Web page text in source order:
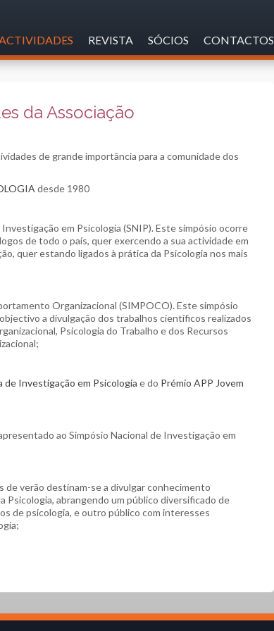
REVISTA SÓCIOS CONTACTOS
da Associação
de grande importância para a comunidade dos
desde 1980
em Psicologia (SNIP). Este simpósio ocorre
de todo o país, quer exercendo a sua actividade em
quer estando ligados à prática da Psicologia nos mais
Organizacional (SIMPOCO). Este simpósio
a divulgação dos trabalhos científicos realizados
Psicologia do Trabalho e dos Recursos
de Investigação em Psicologia e do Prémio APP Jovem
ao Simpósio Nacional de Investigação em
de verão destinam-se a divulgar conhecimento
Psicologia, abrangendo um público diversificado de
de psicologia, e outro público com interesses